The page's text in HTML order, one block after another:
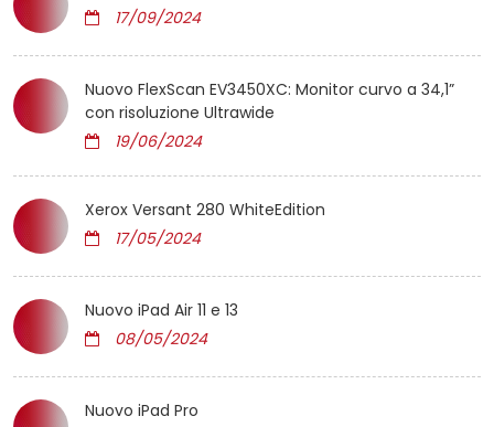
17/09/2024
Nuovo FlexScan EV3450XC: Monitor curvo a 34,1”
con risoluzione Ultrawide
19/06/2024
Xerox Versant 280 WhiteEdition
17/05/2024
Nuovo iPad Air 11 e 13
08/05/2024
Nuovo iPad Pro